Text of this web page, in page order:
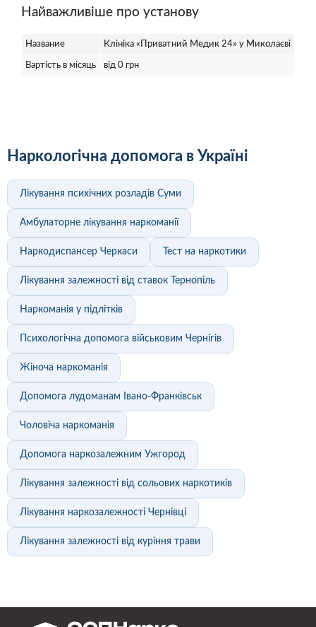
Найважливіше про установу
Название Клініка «Приватний Медик 24» у Миколаєві
Вартість в місяць від 0 грн
Наркологічна допомога в Україні
Лікування психічних розладів Суми
Амбулаторне лікування наркоманії
Наркодиспансер Черкаси Тест на наркотики
Лікування залежності від ставок Тернопіль
Наркоманія у підлітків
Психологічна допомога військовим Чернігів
Жіноча наркоманія
Допомога лудоманам Івано-Франківськ
Чоловіча наркоманія
Допомога наркозалежним Ужгород
Лікування залежності від сольових наркотиків
Лікування наркозалежності Чернівці
Лікування залежності від куріння трави